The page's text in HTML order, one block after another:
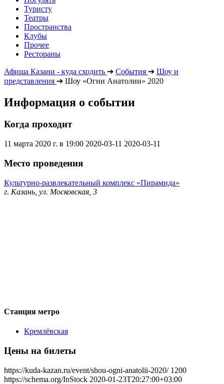
Туристу
Театры
Пространства
Клубы
Прочее
Рестораны
Афиша Казани - куда сходить ➔ События ➔ Шоу и
представления ➔ Шоу «Огни Анатолии» 2020
Информация о событии
Когда проходит
11 марта 2020 г. в 19:00 2020-03-11 2020-03-11
Место проведения
Культурно-развлекательный комплекс «Пирамида»
г. Казань, ул. Московская, 3
Станция метро
Кремлёвская
Цены на билеты
https://kuda-kazan.ru/event/shou-ogni-anatolii-2020/ 1200
https://schema.org/InStock 2020-01-23T20:27:00+03:00